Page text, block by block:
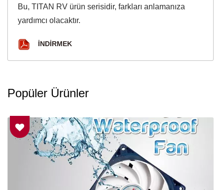
Bu, TITAN RV ürün serisidir, farkları anlamanıza
yardımcı olacaktır.
İNDIRMEK
Popüler Ürünler